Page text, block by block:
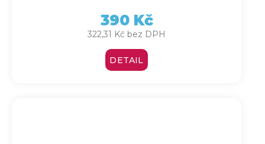
322,31 Kč bez DPH
390 Kč
DETAIL